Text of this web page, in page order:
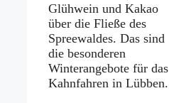
Glühwein und Kakao
über die Fließe des
Spreewaldes. Das sind
die besonderen
Winterangebote für das
Kahnfahren in Lübben.